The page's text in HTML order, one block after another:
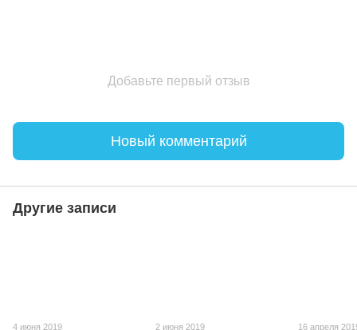
Добавьте первый отзыв
Новый комментарий
Другие записи
4 июня 2019 2 июня 2019 16 апреля